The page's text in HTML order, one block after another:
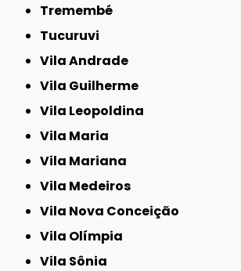
Tremembé
Tucuruvi
Vila Andrade
Vila Guilherme
Vila Leopoldina
Vila Maria
Vila Mariana
Vila Medeiros
Vila Nova Conceição
Vila Olímpia
Vila Sônia